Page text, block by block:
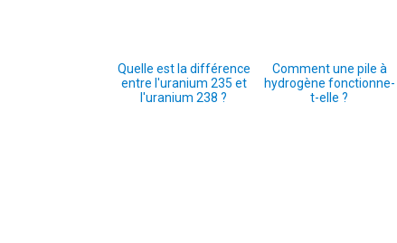
Quelle est la différence
entre l'uranium 235 et
l'uranium 238 ?
Comment une pile à
hydrogène fonctionne-
t-elle ?